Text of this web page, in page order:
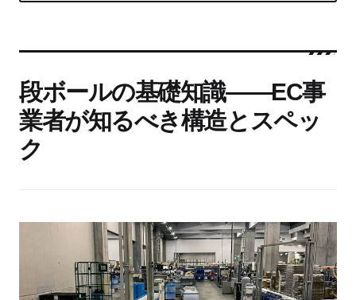
段ボールの基礎知識——EC事
業者が知るべき構造とスペッ
ク